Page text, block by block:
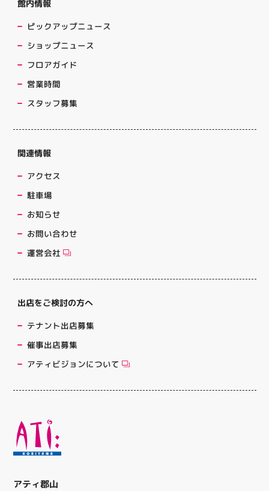
アティ郡山
館内情報
ピックアップニュース
ショップニュース
フロアガイド
営業時間
スタッフ募集
関連情報
アクセス
駐車場
お知らせ
お問い合わせ
運営会社
出店をご検討の方へ
テナント出店募集
催事出店募集
アティビジョンについて